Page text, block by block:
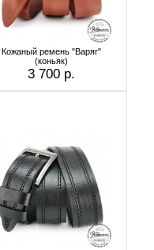
Кожаный ремень "Варяг"
(коньяк)
3 700 р.